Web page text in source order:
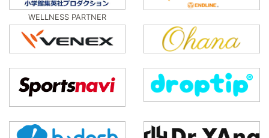
WELLNESS PARTNER